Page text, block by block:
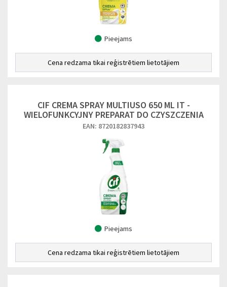
Pieejams
Cena redzama tikai reģistrētiem lietotājiem
CIF CREMA SPRAY MULTIUSO 650 ML IT -
WIELOFUNKCYJNY PREPARAT DO CZYSZCZENIA
EAN: 8720182837943
Pieejams
Cena redzama tikai reģistrētiem lietotājiem